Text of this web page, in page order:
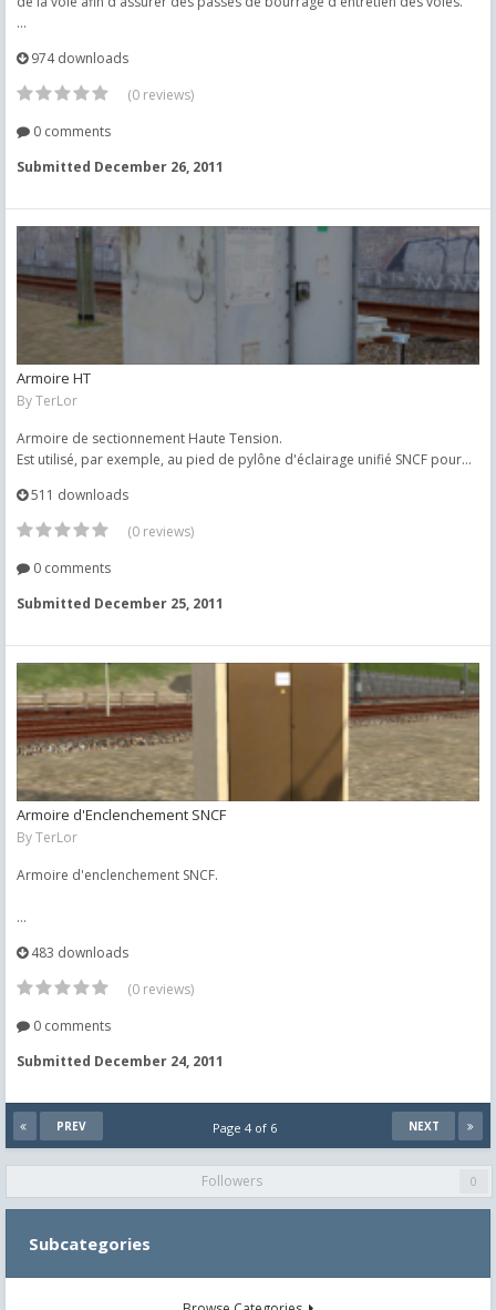
...
974 downloads
(0 reviews)
0 comments
Submitted December 26, 2011
Armoire HT
ByTerLor
Armoire de sectionnement Haute Tension.
Est utilisé, par exemple, au pied de pylône d'éclairage unifié SNCF pour...
511 downloads
(0 reviews)
0 comments
Submitted December 25, 2011
Armoire d'Enclenchement SNCF
ByTerLor
Armoire d'enclenchement SNCF.
...
483 downloads
(0 reviews)
0 comments
Submitted December 24, 2011
PREV NEXT
Page 4 of 6
Followers 0
Subcategories